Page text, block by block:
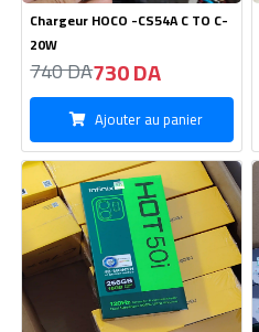
infinix Hote 50i 256GB/8GB
25200 DA25100 DA
Ajouter au panier